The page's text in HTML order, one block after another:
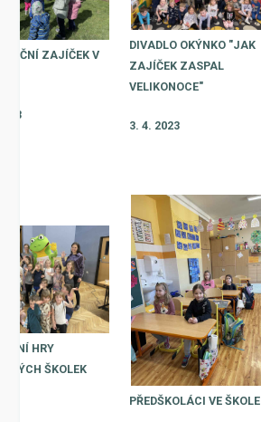
ZAJÍČEK V
DIVADLO OKÝNKO "JAK
ZAJÍČEK ZASPAL
VELIKONOCE"
3. 4. 2023
HRY
ŠKOLEK
PŘEDŠKOLÁCI VE ŠKOLE